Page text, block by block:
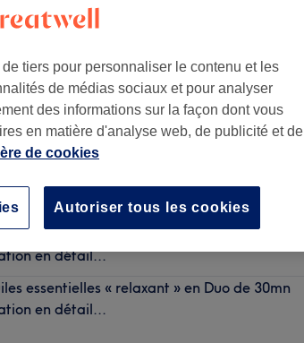
en détail...
et cervical de 30mn
en détail...
essentielles « relaxant » en Duo de 30mn
en détail...
tiers pour personnaliser le contenu et les
de médias sociaux et pour analyser
des informations sur la façon dont vous
en matière d'analyse web, de publicité et de
de cookies
Autoriser tous les cookies